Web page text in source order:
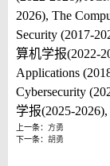
2026), The
Security (2017-
算机学报(2022-
Applications
Cybersecurity
学报(2025-
上一条： 方勇
下一条： 胡勇